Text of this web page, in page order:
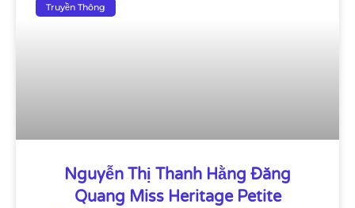
Truyền Thông
Nguyễn Thị Thanh Hằng Đăng
Quang Miss Heritage Petite